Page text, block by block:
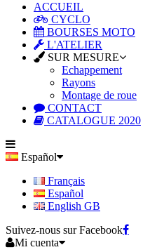
ACCUEIL
CYCLO
BOURSES MOTO
L'ATELIER
SUR MESURE
Echappement
Rayons
Montage de roue
CONTACT
CATALOGUE 2020
Español
Français
Español
English GB
Suivez-nous sur Facebook
Mi cuenta